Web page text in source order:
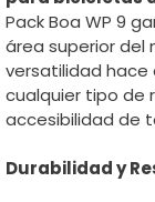
Pack Boa WP 9
área superior del
versatilidad hace
cualquier tipo de
accesibilidad de
Durabilidad y